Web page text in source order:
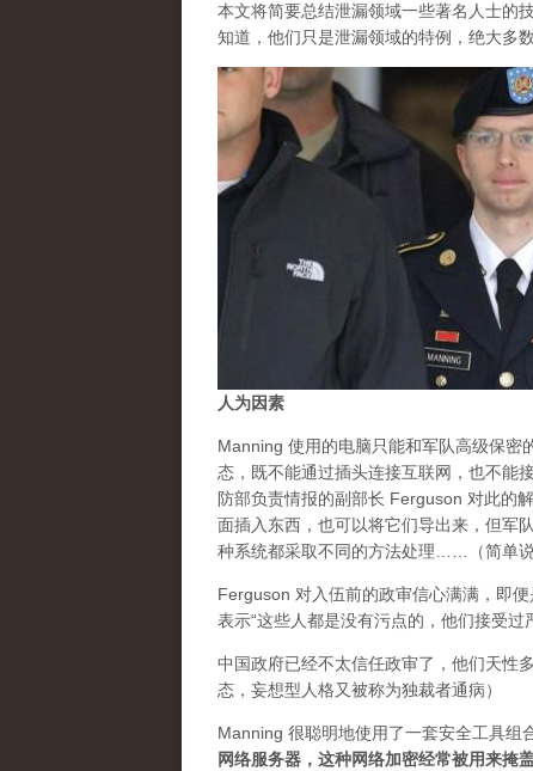
本文将简要总结泄漏领域一些著名人士的
知道，他们只是泄漏领域的特例，绝大多
人为因素
Manning 使用的电脑只能和军队高级保密
态，既不能通过插头连接互联网，也不能
防部负责情报的副部长 Ferguson 对此的
面插入东西，也可以将它们导出来，但军
种系统都采取不同的方法处理……（简单说
Ferguson 对入伍前的政审信心满满，即
表示“这些人都是没有污点的，他们接受过
中国政府已经不太信任政审了，他们天性
态，妄想型人格又被称为独裁者通病）
Manning 很聪明地使用了一套安全工具组
网络服务器，这种网络加密经常被用来掩